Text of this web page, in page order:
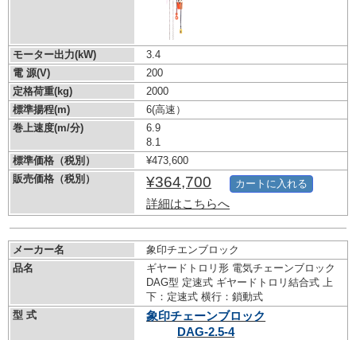
モーター出力(kW)
3.4
電 源(V)
200
定格荷重(kg)
2000
標準揚程(m)
6(高速）
巻上速度(m/分)
6.9
8.1
標準価格（税別）
¥473,600
販売価格（税別）
¥364,700
詳細はこちらへ
カートに入れる
メーカー名
象印チエンブロック
品名
ギヤードトロリ形 電気チェーンブロック
DAG型 定速式 ギヤードトロリ結合式 上
下：定速式 横行：鎖動式
型 式
象印チェーンブロック
DAG-2.5-4